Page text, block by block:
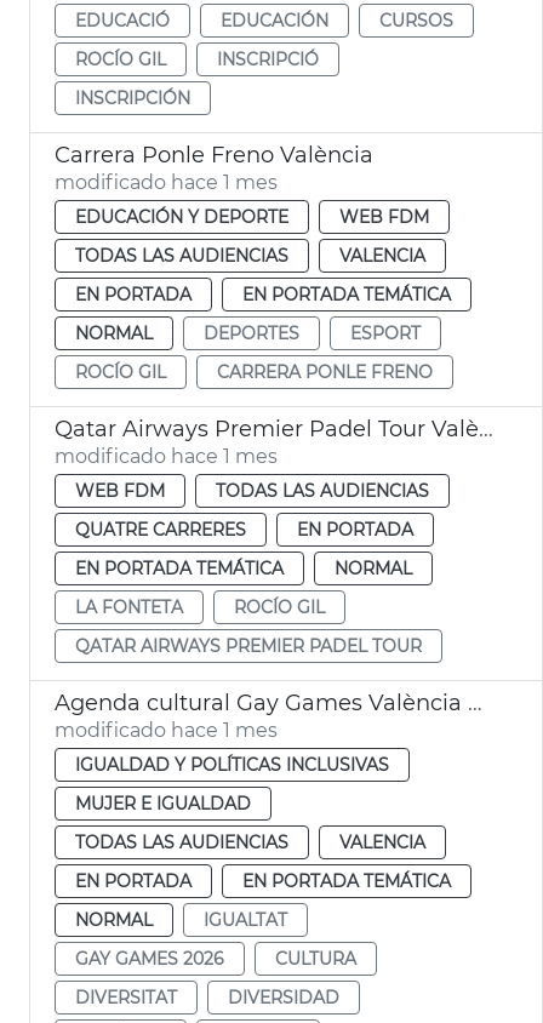
EDUCACIÓ
EDUCACIÓN
CURSOS
ROCÍO GIL
INSCRIPCIÓ
INSCRIPCIÓN
Carrera Ponle Freno València
modificado hace 1 mes
EDUCACIÓN Y DEPORTE
WEB FDM
TODAS LAS AUDIENCIAS
VALENCIA
EN PORTADA
EN PORTADA TEMÁTICA
NORMAL
DEPORTES
ESPORT
ROCÍO GIL
CARRERA PONLE FRENO
Qatar Airways Premier Padel Tour València
modificado hace 1 mes
WEB FDM
TODAS LAS AUDIENCIAS
QUATRE CARRERES
EN PORTADA
EN PORTADA TEMÁTICA
NORMAL
LA FONTETA
ROCÍO GIL
QATAR AIRWAYS PREMIER PADEL TOUR
Agenda cultural Gay Games València 2026
modificado hace 1 mes
IGUALDAD Y POLÍTICAS INCLUSIVAS
MUJER E IGUALDAD
TODAS LAS AUDIENCIAS
VALENCIA
EN PORTADA
EN PORTADA TEMÁTICA
NORMAL
IGUALTAT
GAY GAMES 2026
CULTURA
DIVERSITAT
DIVERSIDAD